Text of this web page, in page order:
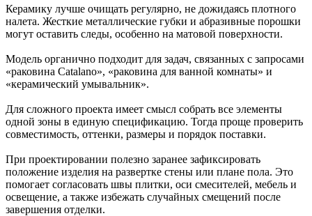
Керамику лучше очищать регулярно, не дожидаясь плотного
налета. Жесткие металлические губки и абразивные порошки
могут оставить следы, особенно на матовой поверхности.
Модель органично подходит для задач, связанных с запросами
«раковина Catalano», «раковина для ванной комнаты» и
«керамический умывальник».
Для сложного проекта имеет смысл собрать все элементы
одной зоны в единую спецификацию. Тогда проще проверить
совместимость, оттенки, размеры и порядок поставки.
При проектировании полезно заранее зафиксировать
положение изделия на развертке стены или плане пола. Это
помогает согласовать швы плитки, оси смесителей, мебель и
освещение, а также избежать случайных смещений после
завершения отделки.